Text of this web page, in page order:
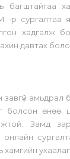
багштайгаа
-р сургалтаа
хадгалж
давтах
завгүй
болсон өнөө
Замд
онлайн
хамгийн